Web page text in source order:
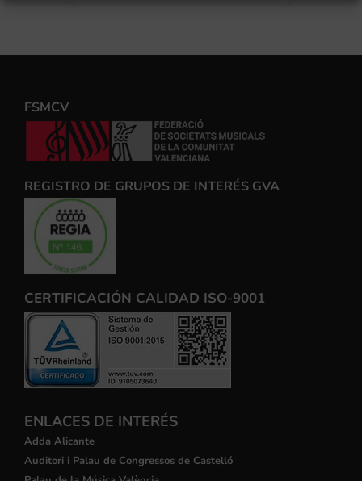
FSMCV
REGISTRO DE GRUPOS DE INTERÉS GVA
CERTIFICACIÓN CALIDAD ISO-9001
ENLACES DE INTERÉS
Adda Alicante
Auditori i Palau de Congressos de Castelló